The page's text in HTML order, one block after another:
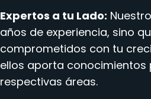
Expertos a tu Lado:
años de experiencia, sino
comprometidos con tu
ellos aporta conocimientos
respectivas áreas.